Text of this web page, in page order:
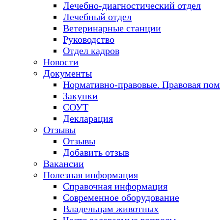
Лечебно-диагностический отдел
Лечебный отдел
Ветеринарные станции
Руководство
Отдел кадров
Новости
Документы
Нормативно-правовые. Правовая
Закупки
СОУТ
Декларация
Отзывы
Отзывы
Добавить отзыв
Вакансии
Полезная информация
Справочная информация
Современное оборудование
Владельцам животных